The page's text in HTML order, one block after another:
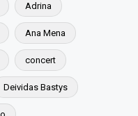
Adrina
Ana Mena
concert
Deividas Bastys